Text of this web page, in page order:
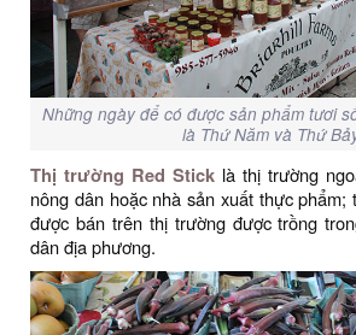
Những ngày để có được sản phẩm tươi
là Thứ Năm và Thứ
Thị trường Red Stick là thị trường
nông dân hoặc nhà sản xuất thực phẩm;
được bán trên thị trường được trồng
dân địa phương.